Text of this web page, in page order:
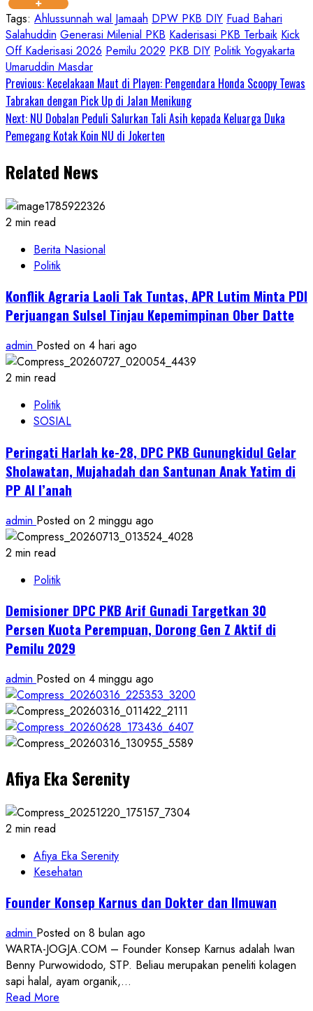
Tags: Ahlussunnah wal Jamaah DPW PKB DIY Fuad Bahari
Salahuddin Generasi Milenial PKB Kaderisasi PKB Terbaik Kick
Off Kaderisasi 2026 Pemilu 2029 PKB DIY Politik Yogyakarta
Umaruddin Masdar
Continue
Reading
Previous: Kecelakaan Maut di Playen: Pengendara Honda Scoopy Tewas
Tabrakan dengan Pick Up di Jalan Menikung
Next: NU Dobalan Peduli Salurkan Tali Asih kepada Keluarga Duka
Pemegang Kotak Koin NU di Jokerten
Related News
2 min read
Berita Nasional
Politik
Konflik Agraria Laoli Tak Tuntas, APR Lutim Minta PDI
Perjuangan Sulsel Tinjau Kepemimpinan Ober Datte
admin Posted on 4 hari ago
2 min read
Politik
SOSIAL
Peringati Harlah ke-28, DPC PKB Gunungkidul Gelar
Sholawatan, Mujahadah dan Santunan Anak Yatim di
PP Al I’anah
admin Posted on 2 minggu ago
2 min read
Politik
Demisioner DPC PKB Arif Gunadi Targetkan 30
Persen Kuota Perempuan, Dorong Gen Z Aktif di
Pemilu 2029
admin Posted on 4 minggu ago
Afiya Eka Serenity
2 min read
Afiya Eka Serenity
Kesehatan
Founder Konsep Karnus dan Dokter dan Ilmuwan
admin Posted on 8 bulan ago
WARTA-JOGJA.COM – Founder Konsep Karnus adalah Iwan
Benny Purwowidodo, STP. Beliau merupakan peneliti kolagen
sapi halal, ayam organik,...
Read More